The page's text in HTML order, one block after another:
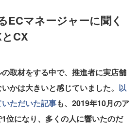
ECマネージャーに聞く
CX
取材をする中で、推進者に実店舗
かは大きいと感じていました。 以
ただいた記事も、2019年10月のア
位になり、多くの人に響いたのだ